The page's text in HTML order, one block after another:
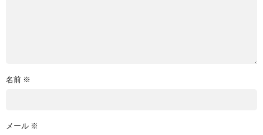
名前 ※
メール ※